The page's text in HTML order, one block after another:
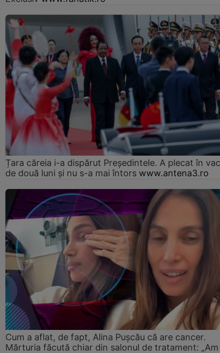
Țara căreia i-a dispărut Președintele. A plecat în
de două luni și nu s-a mai întors www.antena3.ro
Cum a aflat, de fapt, Alina Pușcău că are cancer.
Mărturia făcută chiar din salonul de tratament: